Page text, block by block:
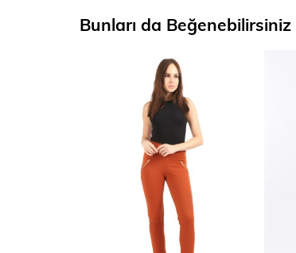
Bunları da Beğenebilirsiniz